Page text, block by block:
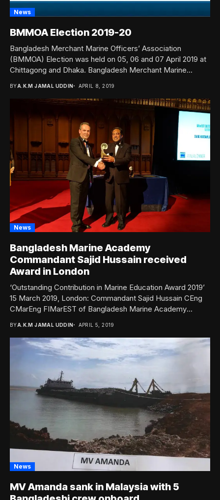
News
BMMOA Election 2019-20
Bangladesh Merchant Marine Officers’ Association
(BMMOA) Election was held on 05, 06 and 07 April 2019 at
Chittagong and Dhaka. Bangladesh Merchant Marine...
BYA.K.M JAMAL UDDIN APRIL 8, 2019
News
Bangladesh Marine Academy
Commandant Sajid Hussain received
Award in London
‘Outstanding Contribution in Marine Education Award 2019’
15 March 2019, London: Commandant Sajid Hussain CEng
CMarEng FIMarEST of Bangladesh Marine Academy
BYA.K.M JAMAL UDDIN APRIL 5, 2019
News
MV Amanda sank in Malaysia with 5